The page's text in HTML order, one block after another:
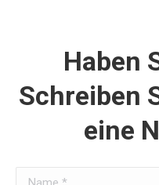
Haben
Schreiben
eine
Name *